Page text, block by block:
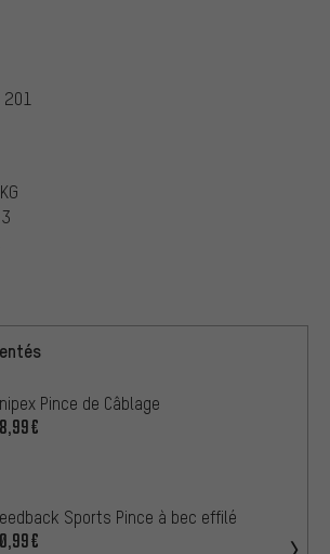
Pince de Câblage
Sports Pince à bec effilé